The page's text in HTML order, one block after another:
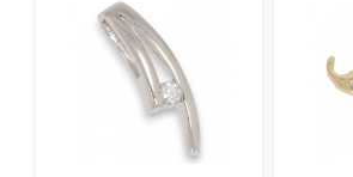
Fara pietre
Cu pietre